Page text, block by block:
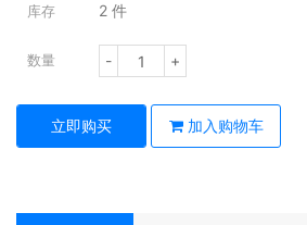
库存 2 件
数量 - +
立即购买 加入购物车